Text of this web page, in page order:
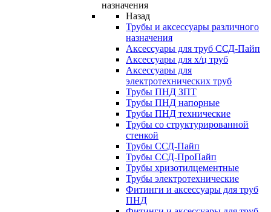
назначения
Назад
Трубы и аксессуары различного
назначения
Аксессуары для труб ССД-Пайп
Аксессуары для х/ц труб
Аксессуары для
электротехнических труб
Трубы ПНД ЗПТ
Трубы ПНД напорные
Трубы ПНД технические
Трубы со структурированной
стенкой
Трубы ССД-Пайп
Трубы ССД-ПроПайп
Трубы хризотилцементные
Трубы электротехнические
Фитинги и аксессуары для труб
ПНД